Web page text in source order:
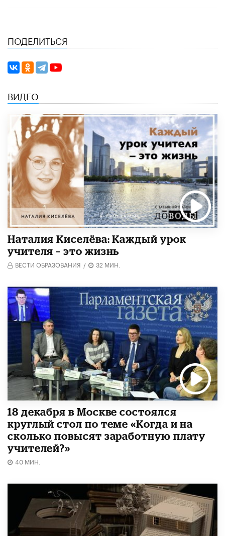
ПОДЕЛИТЬСЯ
ВИДЕО
Наталия Киселёва: Каждый урок
учителя – это жизнь
ВЕСТИ ОБРАЗОВАНИЯ / 32 МИН.
18 декабря в Москве состоялся
круглый стол по теме «Когда и на
сколько повысят заработную плату
учителей?»
40 МИН.